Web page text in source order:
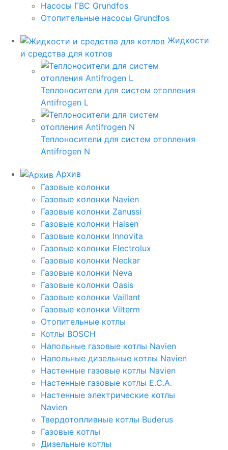
Насосы ГВС Grundfos
Отопительные насосы Grundfos
Жидкости
и средства для котлов
Теплоносители для систем отопления
Antifrogen L
Теплоносители для систем отопления
Antifrogen N
Архив
Газовые колонки
Газовые колонки Navien
Газовые колонки Zanussi
Газовые колонки Halsen
Газовые колонки Innovita
Газовые колонки Electrolux
Газовые колонки Neckar
Газовые колонки Neva
Газовые колонки Oasis
Газовые колонки Vaillant
Газовые колонки Vilterm
Отопительные котлы
Котлы BOSCH
Напольные газовые котлы Navien
Напольные дизельные котлы Navien
Настенные газовые котлы Navien
Настенные газовые котлы E.C.A.
Настенные электрические котлы
Navien
Твердотопливные котлы Buderus
Газовые котлы
Дизельные котлы